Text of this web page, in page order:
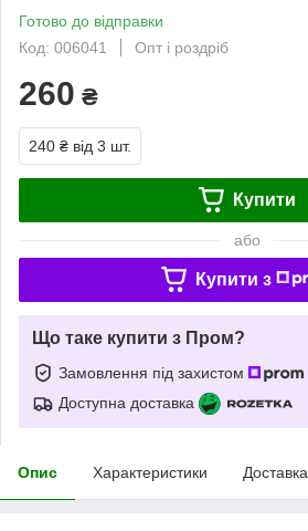
Готово до відправки
Код: 006041
Опт і роздріб
260 ₴
240 ₴ від 3 шт.
Купити
або
Купити з
Що таке купити з Пром?
Замовлення під захистом
Доступна доставка
Опис Характеристики Доставка